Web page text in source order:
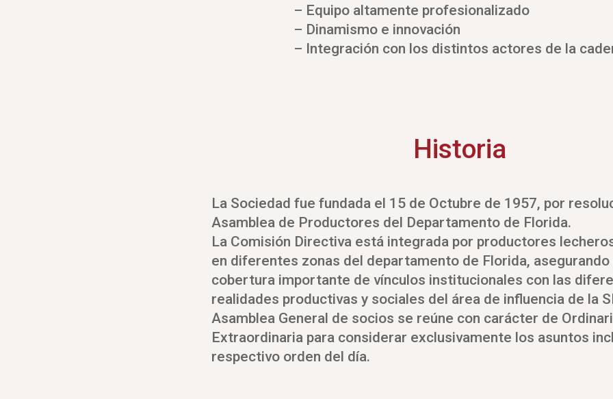
– Equipo altamente profesionalizado
– Dinamismo e innovación
– Integración con los distintos actores de la
Historia
La Sociedad fue fundada el 15 de Octubre de 1957, por
Asamblea de Productores del Departamento de Florida.
La Comisión Directiva está integrada por productores
en diferentes zonas del departamento de Florida, asegurando
cobertura importante de vínculos institucionales con las
realidades productivas y sociales del área de influencia de la
Asamblea General de socios se reúne con carácter de
Extraordinaria para considerar exclusivamente los asuntos
respectivo orden del día.